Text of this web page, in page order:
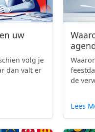
uw
volg je
dan valt er
de
Lees